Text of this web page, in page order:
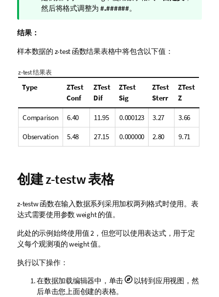
然后将格式调整为 #.######。
结果：
样本数据的 z-test 函数结果表格中将包含以下值：
z-test结果表
Type
ZTest
Conf
ZTest
Dif
ZTest
Sig
ZTest
Sterr
ZTest
Z
Comparison 6.40 11.95 0.000123 3.27 3.66
Observation 5.48 27.15 0.000000 2.80 9.71
创建z-testw表格
z-testw函数在输入数据系列采用加权两列格式时使用。表
达式需要使用参数 weight的值。
此处的示例始终使用值 2，但您可以使用表达式，用于定
义每个观测项的weight值。
执行以下操作：
在数据加载编辑器中，单击
以转到应用视图，然
后单击您上面创建的表格。